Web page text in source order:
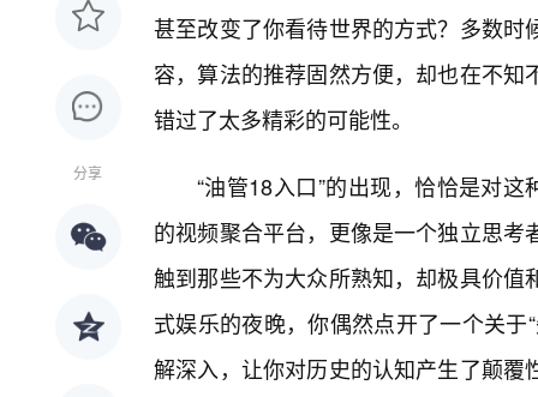
分享
甚至改变了你看待世界的方式？多数
容，算法的推荐固然方便，却也在不
错过了太多精彩的可能性。
“油管18入口”的出现，恰恰是对
的视频聚合平台，更像是一个独立思
触到那些不为大众所熟知，却极具价
式娱乐的夜晚，你偶然点开了一个关
解深入，让你对历史的认知产生了颠